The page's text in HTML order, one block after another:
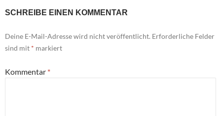
SCHREIBE EINEN KOMMENTAR
Deine E-Mail-Adresse wird nicht veröffentlicht. Erforderliche Felder
sind mit * markiert
Kommentar *